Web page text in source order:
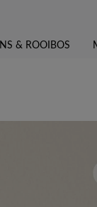
& ROOIBOS